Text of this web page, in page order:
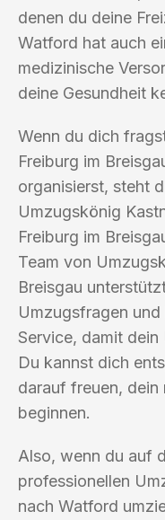
denen du deine
Watford hat auch
medizinische
deine Gesundheit
Wenn du dich
Freiburg im
organisierst, steht
Umzugskönig
Freiburg im
Team von
Breisgau
Umzugsfragen
Service, damit
Du kannst dich
darauf freuen, dein
beginnen.
Also, wenn du auf
professionellen
nach Watford